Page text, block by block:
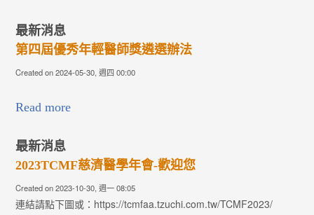
最新消息
第四屆優秀年輕醫師獎遴選辦法
Created on 2024-05-30, 週四 00:00
Read more
最新消息
2023TCMF慈濟醫學年會-歡迎您
Created on 2023-10-30, 週一 08:05
連結請點下圖或：https://tcmfaa.tzuchi.com.tw/TCMF2023/